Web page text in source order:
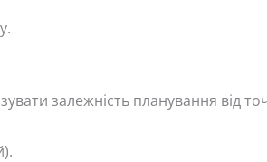
залежність планування від